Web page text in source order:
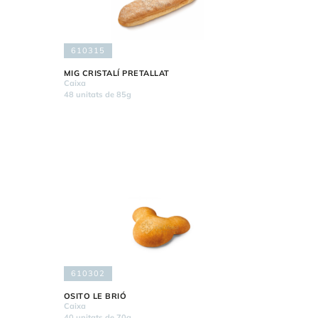
610315
MIG CRISTALÍ PRETALLAT
Caixa
48 unitats de 85g
610302
OSITO LE BRIÓ
Caixa